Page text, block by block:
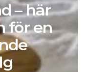
– här
för en